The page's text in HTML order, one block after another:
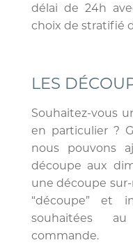
délai de 24h
choix de stratifié
LES
Souhaitez-vous
en particulier ?
nous pouvons
découpe aux
une découpe sur-
“découpe” et
souhaitées
commande.